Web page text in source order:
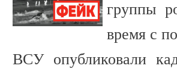
группы
время с
ВСУ опубликовали